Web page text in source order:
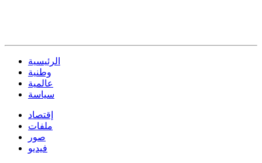
الرئيسية
وطنية
عالمية
سياسة
إقتصاد
ملفات
صور
فيديو